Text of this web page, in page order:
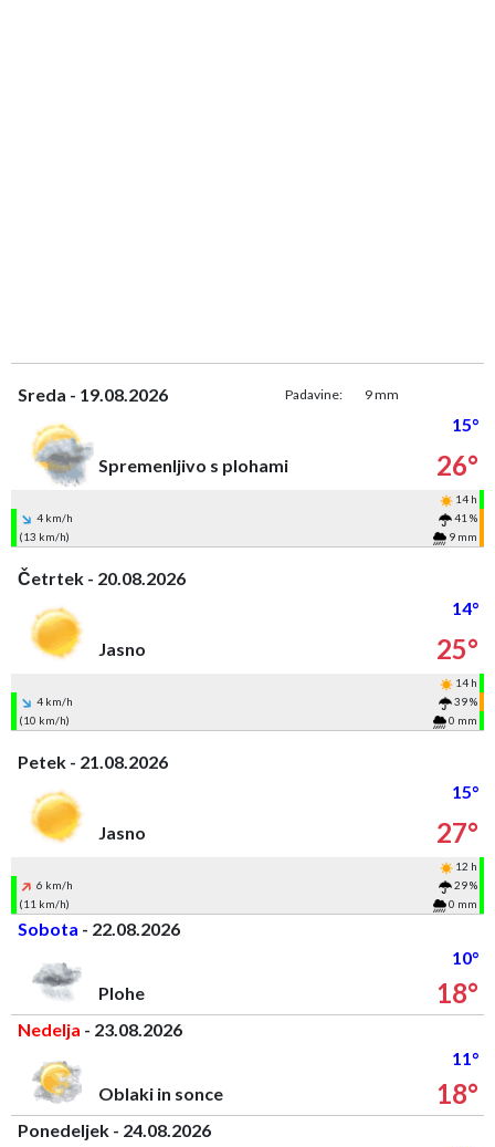
Sreda - 19.08.2026 Padavine: 9 mm
15°
Spremenljivo s plohami
26°
14 h
4 km/h
41 %
(13 km/h)
9 mm
Četrtek - 20.08.2026
14°
Jasno
25°
14 h
4 km/h
39 %
(10 km/h)
0 mm
Petek - 21.08.2026
15°
Jasno
27°
12 h
6 km/h
29 %
(11 km/h)
0 mm
Sobota - 22.08.2026
10°
Plohe
18°
Nedelja - 23.08.2026
11°
Oblaki in sonce
18°
Ponedeljek - 24.08.2026